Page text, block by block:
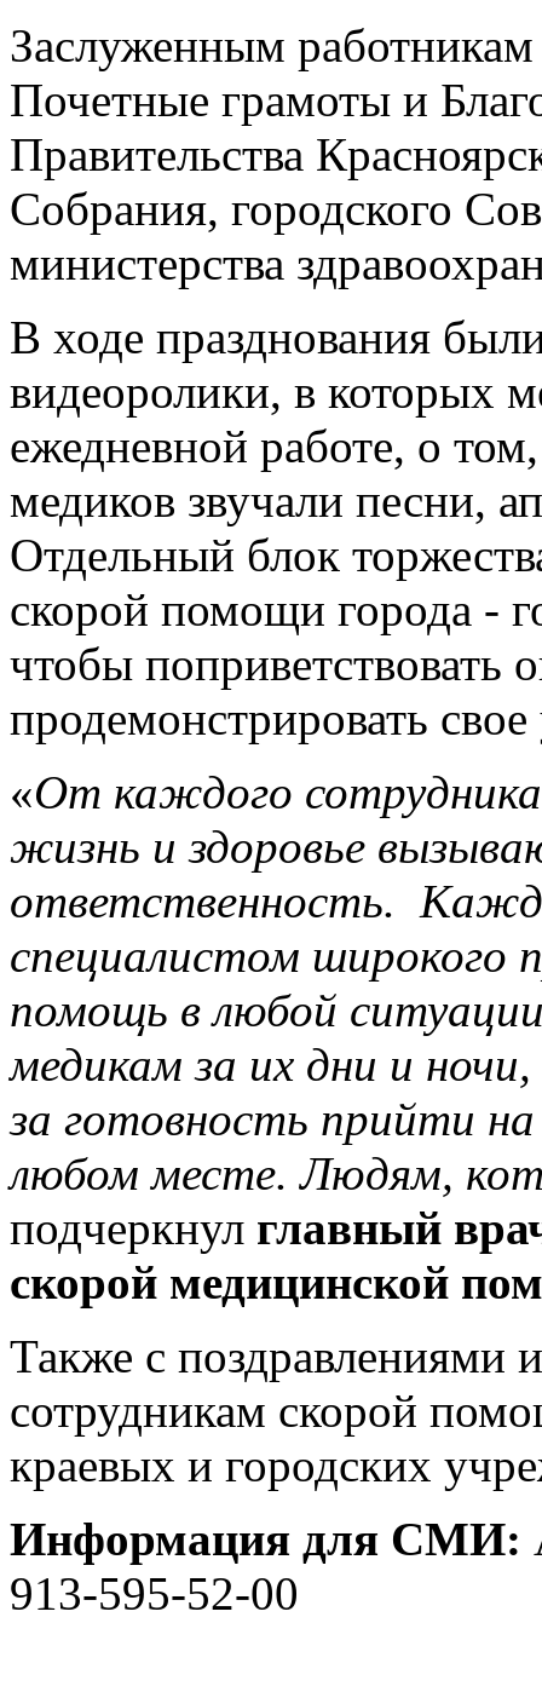
Заслуженным
Почетные грамоты и
Правительства
Собрания, городского
министерства
В ходе празднования
видеоролики, в которых
ежедневной работе, о
медиков звучали песни,
Отдельный блок
скорой помощи города -
чтобы
продемонстрировать
«От каждого
жизнь и здоровье
ответственность.
специалистом широкого
помощь в любой
медикам за их дни и
за готовность прийти
любом месте. Людям,
подчеркнул главный
скорой медицинской
Также с
сотрудникам скорой
краевых и городских
Информация для СМИ:
913-595-52-00